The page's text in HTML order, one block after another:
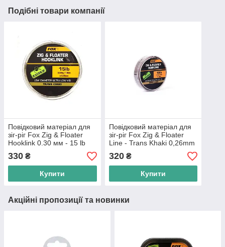
Подібні товари компанії
Повідковий матеріал для
зіг-ріг Fox Zig & Floater
Hooklink 0.30 мм - 15 lb
(6.8 кг)
330 ₴
Купити
Повідковий матеріал для
зіг-ріг Fox Zig & Floater
Line - Trans Khaki 0,26mm
320₴
Купити
Акційні пропозиції та новинки